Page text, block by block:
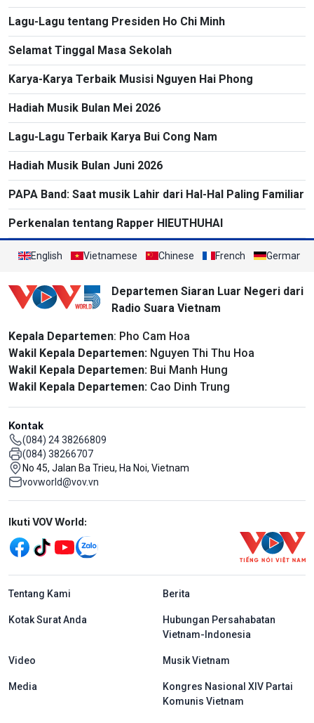
Lagu-Lagu tentang Presiden Ho Chi Minh
Selamat Tinggal Masa Sekolah
Karya-Karya Terbaik Musisi Nguyen Hai Phong
Hadiah Musik Bulan Mei 2026
Lagu-Lagu Terbaik Karya Bui Cong Nam
Hadiah Musik Bulan Juni 2026
PAPA Band: Saat musik Lahir dari Hal-Hal Paling Familiar
Perkenalan tentang Rapper HIEUTHUHAI
English Vietnamese Chinese French German
Departemen Siaran Luar Negeri dari
Radio Suara Vietnam
Kepala Departemen: Pho Cam Hoa
Wakil Kepala Departemen: Nguyen Thi Thu Hoa
Wakil Kepala Departemen: Bui Manh Hung
Wakil Kepala Departemen: Cao Dinh Trung
Kontak
(084) 24 38266809
(084) 38266707
No 45, Jalan Ba Trieu, Ha Noi, Vietnam
vovworld@vov.vn
Mạng xã hội
Ikuti VOV World:
menu footer tiếng Indo
Tentang Kami Berita
Kotak Surat Anda
Hubungan Persahabatan
Vietnam-Indonesia
Video Musik Vietnam
Media
Kongres Nasional XIV Partai
Komunis Vietnam